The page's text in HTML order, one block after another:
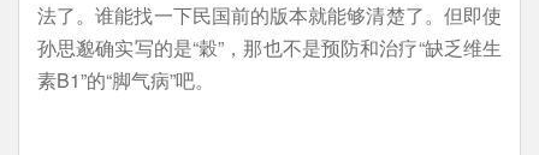
法了。谁能找一下民国前的版本就能够清楚了。但即使
孙思邈确实写的是“穀”，那也不是预防和治疗“缺乏维生
素B1”的“脚气病”吧。